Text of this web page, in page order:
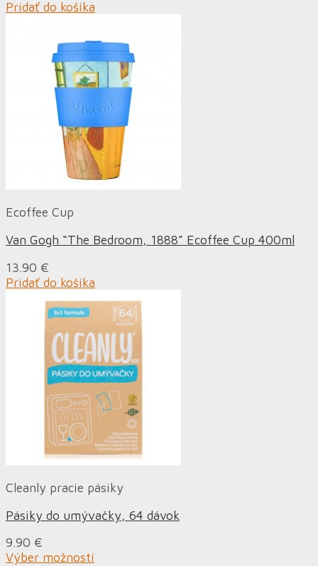
Pridať do košíka
Ecoffee Cup
Van Gogh “The Bedroom, 1888” Ecoffee Cup 400ml
13.90 €
Pridať do košíka
Cleanly pracie pásiky
Pásiky do umývačky, 64 dávok
9.90 €
Výber možností